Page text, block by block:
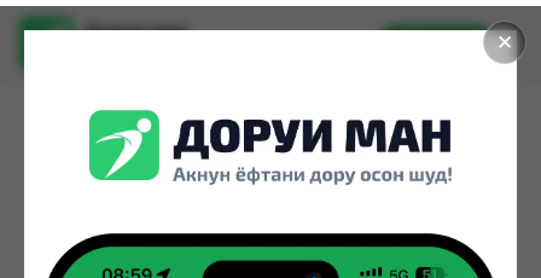
✕
Доруи ман
Установить